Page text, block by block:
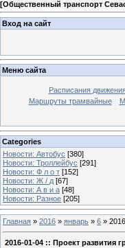
[Общественный транспорт
Вход на сайт
Меню сайта
Расписания
Маршруты трамвайные
Categories
Новости: Автобус [380]
Новости: Троллейбус [291]
Новости: Ф л о т [152]
Новости: Ж / д [67]
Новости: А в и а [48]
Новости: Разное [205]
Главная » 2016 » январь » 6 »
2016-01-04 :: Проект развития